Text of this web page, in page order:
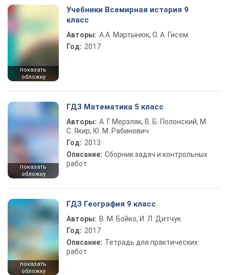
показать
обложку
Учебники Всемирная история 9
класс
Авторы: А.А. Мартынюк, О. А. Гисем
Год: 2017
показать
обложку
ГДЗ Математика 5 класс
Авторы: А. Г. Мерзляк, В. Б. Полонский, М.
С. Якир, Ю. М. Рабинович
Год: 2013
Описание: Сборник задач и контрольных
работ
показать
обложку
ГДЗ География 9 класс
Авторы: В. М. Бойко, И. Л. Дитчук
Год: 2017
Описание: Тетрадь для практических
работ